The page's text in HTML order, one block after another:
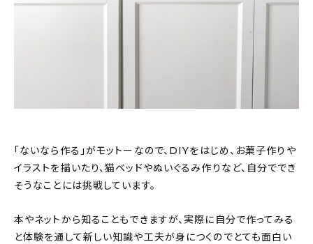
「ないなら作る」がモットーなので、DIYをはじめ、お菓子作りや
イラストを描いたり、猫ベッドやぬいぐるみ作りなど、自分ででき
そうなことには挑戦しています。
本やネットから知ることもできますが、実際に自分で作ってみる
と体験を通して新しい知識や工夫が身につくのでとても面白い